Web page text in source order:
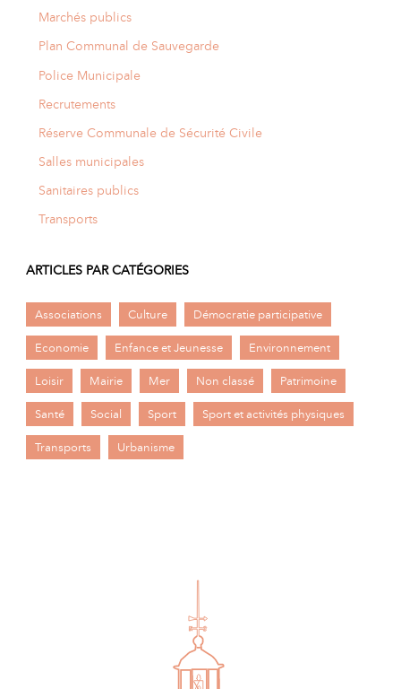
Marchés publics
Plan Communal de Sauvegarde
Police Municipale
Recrutements
Réserve Communale de Sécurité Civile
Salles municipales
Sanitaires publics
Transports
ARTICLES PAR CATÉGORIES
Associations Culture Démocratie participative
Economie Enfance et Jeunesse Environnement
Loisir Mairie Mer Non classé Patrimoine
Santé Social Sport Sport et activités physiques
Transports Urbanisme